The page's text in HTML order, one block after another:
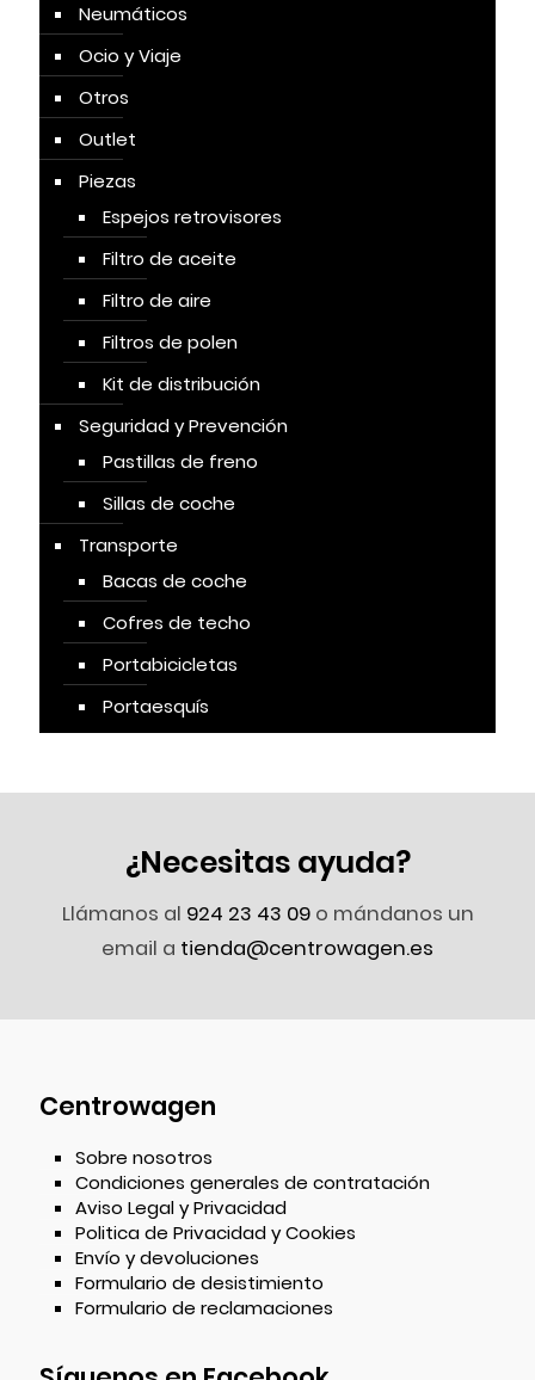
Neumáticos
Ocio y Viaje
Otros
Outlet
Piezas
Espejos retrovisores
Filtro de aceite
Filtro de aire
Filtros de polen
Kit de distribución
Seguridad y Prevención
Pastillas de freno
Sillas de coche
Transporte
Bacas de coche
Cofres de techo
Portabicicletas
Portaesquís
¿Necesitas ayuda?
Llámanos al 924 23 43 09o mándanos un
email a tienda@centrowagen.es
Centrowagen
Sobre nosotros
Condiciones generales de contratación
Aviso Legal y Privacidad
Politica de Privacidad y Cookies
Envío y devoluciones
Formulario de desistimiento
Formulario de reclamaciones